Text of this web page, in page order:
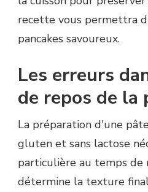
recette vous permettra
pancakes savoureux.
Les erreurs
de repos de la
La préparation d'une
gluten et sans lactose
particulière au temps de
détermine la texture